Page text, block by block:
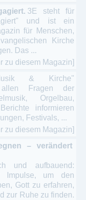
3E steht für
und ist ein
für Menschen,
Kirche
Das ...
zu diesem Magazin]
& Kirche"
Fragen der
Orgelbau,
informieren
Festivals, ...
zu diesem Magazin]
– verändert
und aufbauend:
Impulse, um den
Gott zu erfahren,
zur Ruhe zu finden.